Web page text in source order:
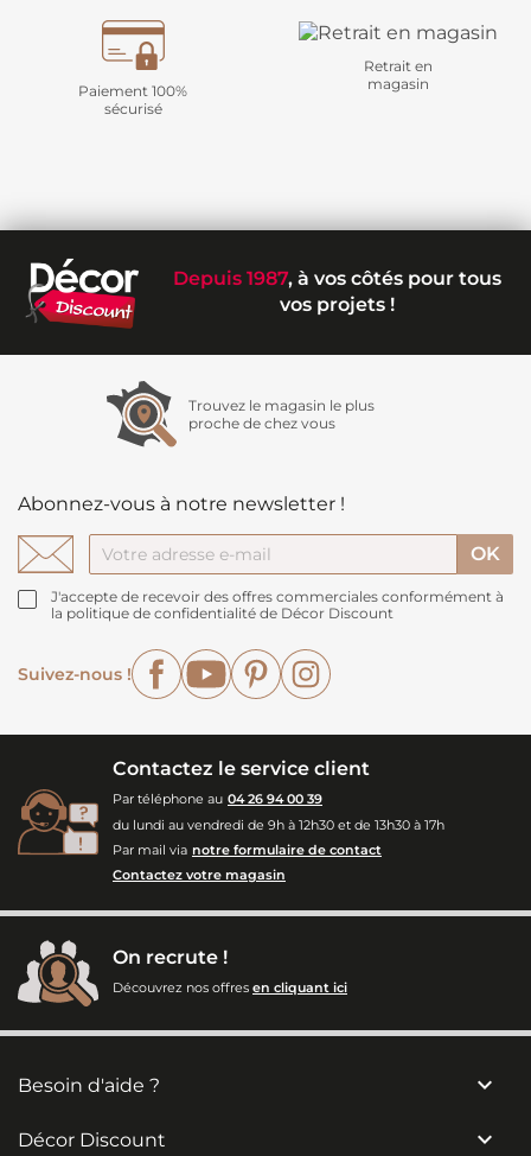
Paiement 100%
sécurisé
Retrait en
magasin
Depuis 1987, à vos côtés pour tous
vos projets !
Trouvez le magasin le plus
proche de chez vous
Abonnez-vous à notre newsletter !
J'accepte de recevoir des offres commerciales conformément à
la politique de confidentialité de Décor Discount
Suivez-nous !
FacebookYouTubePinterest
Contactez le service client
Par téléphone au 04 26 94 00 39
du lundi au vendredi de 9h à 12h30 et de 13h30 à 17h
Par mail via notre formulaire de contact
Contactez votre magasin
On recrute !
Découvrez nos offres en cliquant ici
Besoin d'aide ? 
Décor Discount 